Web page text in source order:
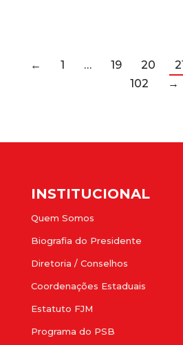
← 1 … 19 20 21
102
→
INSTITUCIONAL
Quem Somos
Biografia do Presidente
Diretoria / Conselhos
Coordenações Estaduais
Estatuto FJM
Programa do PSB